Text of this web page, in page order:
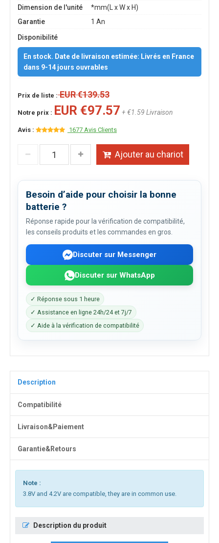
Dimension de l'unité
*mm(L x W x H)
Garantie
1 An
Disponibilité
En stock. Date de livraison estimée: Livrés en France
dans 9-14 jours ouvrables
Prix de liste :EUR €139.53
Notre prix : EUR €97.57 + €1.59 Livraison
Avis : 1677 Avis Clients
Ajouter au chariot
Besoin d’aide pour choisir la bonne
batterie ?
Réponse rapide pour la vérification de compatibilité,
les conseils produits et les commandes en gros.
Discuter sur Messenger
Discuter sur WhatsApp
✓ Réponse sous 1 heure
✓ Assistance en ligne 24h/24 et 7j/7
✓ Aide à la vérification de compatibilité
Description
Compatibilité
Livraison&Paiement
Garantie&Retours
Note :
3.8V and 4.2V are compatible, they are in common use.
Description du produit